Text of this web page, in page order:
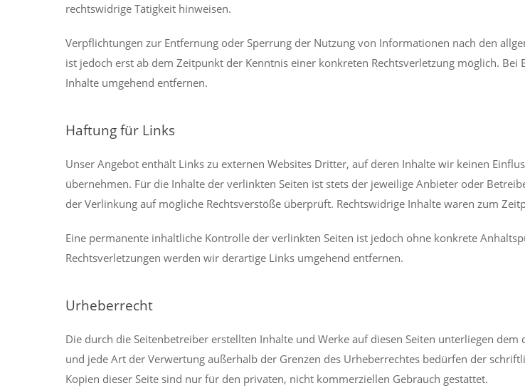
rechtswidrige Tätigkeit hinweisen.
Verpflichtungen zur Entfernung oder Sperrung der Nutzung von Informationen nach den
ist jedoch erst ab dem Zeitpunkt der Kenntnis einer konkreten Rechtsverletzung möglich.
Inhalte umgehend entfernen.
Haftung für Links
Unser Angebot enthält Links zu externen Websites Dritter, auf deren Inhalte wir keinen
übernehmen. Für die Inhalte der verlinkten Seiten ist stets der jeweilige Anbieter oder
der Verlinkung auf mögliche Rechtsverstöße überprüft. Rechtswidrige Inhalte waren zum
Eine permanente inhaltliche Kontrolle der verlinkten Seiten ist jedoch ohne konkrete
Rechtsverletzungen werden wir derartige Links umgehend entfernen.
Urheberrecht
Die durch die Seitenbetreiber erstellten Inhalte und Werke auf diesen Seiten unterliegen
und jede Art der Verwertung außerhalb der Grenzen des Urheberrechtes bedürfen der
Kopien dieser Seite sind nur für den privaten, nicht kommerziellen Gebrauch gestattet.